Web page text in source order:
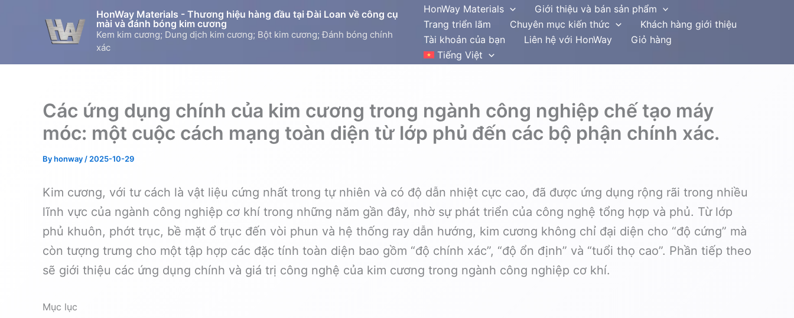
HonWay Materials - Thương hiệu hàng đầu tại Đài Loan về công cụ
mài và đánh bóng kim cương
Kem kim cương; Dung dịch kim cương; Bột kim cương; Đánh bóng chính
xác
HonWay Materials
Giới thiệu và bán sản phẩm
Trang triển lãm
Chuyên mục kiến thức
Khách hàng giới thiệu
Tài khoản của bạn
Liên hệ với HonWay
Giỏ hàng
Tiếng Việt
Các ứng dụng chính của kim cương trong ngành công nghiệp chế tạo máy
móc: một cuộc cách mạng toàn diện từ lớp phủ đến các bộ phận chính xác.
Byhonway / 2025-10-29
Kim cương, với tư cách là vật liệu cứng nhất trong tự nhiên và có độ dẫn nhiệt cực cao, đã được ứng dụng rộng rãi trong nhiều
lĩnh vực của ngành công nghiệp cơ khí trong những năm gần đây, nhờ sự phát triển của công nghệ tổng hợp và phủ. Từ lớp
phủ khuôn, phớt trục, bề mặt ổ trục đến vòi phun và hệ thống ray dẫn hướng, kim cương không chỉ đại diện cho “độ cứng” mà
còn tượng trưng cho một tập hợp các đặc tính toàn diện bao gồm “độ chính xác”, “độ ổn định” và “tuổi thọ cao”. Phần tiếp theo
sẽ giới thiệu các ứng dụng chính và giá trị công nghệ của kim cương trong ngành công nghiệp cơ khí.
Mục lục